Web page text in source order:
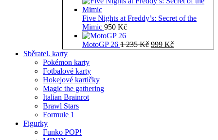
Five Nights at Freddy’s: Secret of the
Mimic 950 Kč
MotoGP 26 1 235Kč Původní
999 KčAktuální
Sběratel. karty
Pokémon karty
Fotbalové karty
Hokejové kartičky
Magic the gathering
Italian Brainrot
Brawl Stars
Formule 1
Figurky
Funko POP!